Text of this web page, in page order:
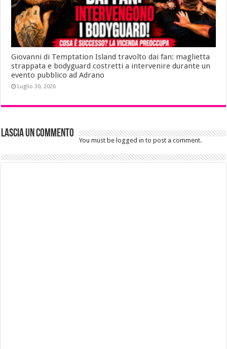
Giovanni di Temptation Island travolto dai fan: maglietta
strappata e bodyguard costretti a intervenire durante un
evento pubblico ad Adrano
Luglio 30, 2026
Lascia un commento
You must be logged in to post a comment.